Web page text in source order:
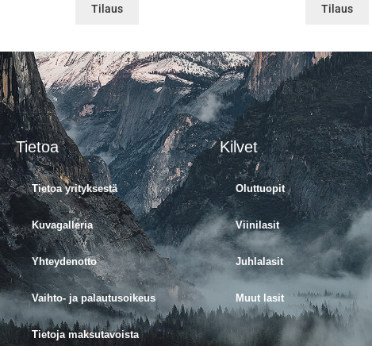
Tilaus Tilaus
Tietoa
Tietoa yrityksestä
Kuvagalleria
Yhteydenotto
Vaihto- ja palautusoikeus
Tietoja maksutavoista
Kilvet
Oluttuopit
Viinilasit
Juhlalasit
Muut lasit